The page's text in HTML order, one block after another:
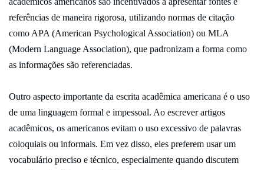
referências de maneira rigorosa, utilizando normas de citação
como APA (American Psychological Association) ou MLA
(Modern Language Association), que padronizam a forma como
as informações são referenciadas.
Outro aspecto importante da escrita acadêmica americana é o uso
de uma linguagem formal e impessoal. Ao escrever artigos
acadêmicos, os americanos evitam o uso excessivo de palavras
coloquiais ou informais. Em vez disso, eles preferem usar um
vocabulário preciso e técnico, especialmente quando discutem